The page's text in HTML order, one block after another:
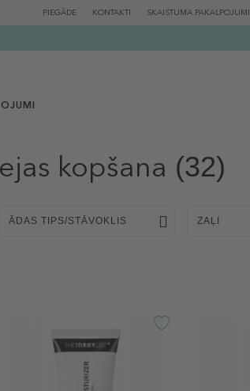
PIEGĀDE KONTAKTI SKAISTUMA PAKALPOJUMI
kopšana (32)
ĀDAS TIPS/STĀVOKLIS ZAĻI